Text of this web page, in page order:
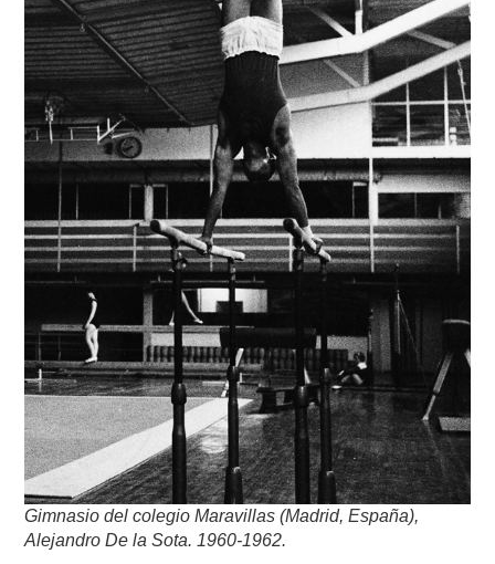
Gimnasio del colegio Maravillas (Madrid, España),
Alejandro De la Sota. 1960-1962.